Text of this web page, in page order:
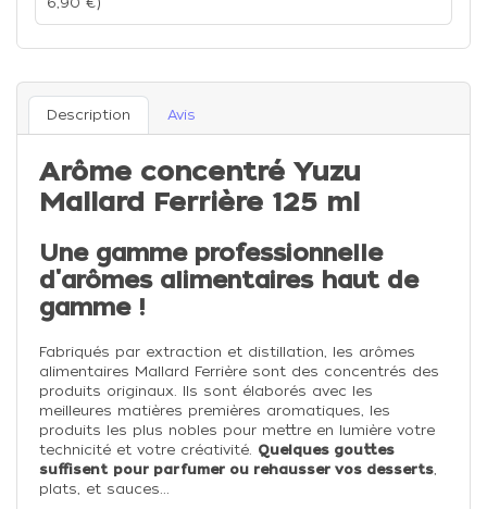
Description Avis
Arôme concentré Yuzu
Mallard Ferrière 125 ml
Une gamme professionnelle
d'arômes alimentaires haut de
gamme !
Fabriqués par extraction et distillation, les arômes
alimentaires Mallard Ferrière sont des concentrés des
produits originaux. Ils sont élaborés avec les
meilleures matières premières aromatiques, les
produits les plus nobles pour mettre en lumière votre
technicité et votre créativité. Quelques gouttes
suffisent pour parfumer ou rehausser vos desserts
plats, et sauces...